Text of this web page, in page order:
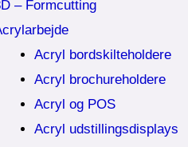
– Formcutting
Acryl bordskilteholdere
Acryl brochureholdere
Acryl og POS
Acryl udstillingsdisplays